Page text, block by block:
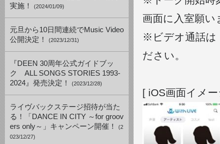
実施！
(2024/01/09)
元旦から10日間連続でMusic Video
公開決定！
(2023/12/31)
『DEEN 30周年公式ガイドブッ
ク ALL SONGS STORIES 1993-
2024』発売決定！
(2023/12/28)
ライヴバックステージ招待が当た
る！「DANCE IN CITY ～for groov
ers only～」キャンペーン開催！
(2
023/12/27)
画面に入室願い
※ビデオ通話は
ださい。
[ iOS画面イメ